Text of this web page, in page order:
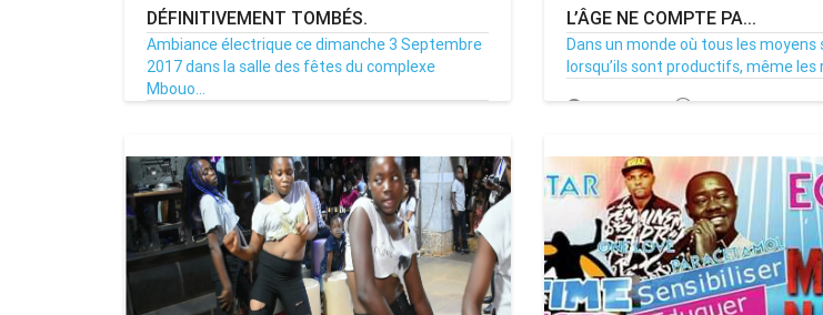
DÉFINITIVEMENT TOMBÉS.
Ambiance électrique ce dimanche 3 Septembre
2017 dans la salle des fêtes du complexe
Mbouo...
L’ÂGE NE COMPTE PA...
Dans un monde où tous les moyens
lorsqu’ils sont productifs, même les
04/07/17 Par MenouActu